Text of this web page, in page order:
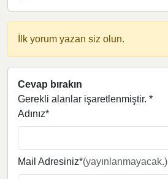
İlk yorum yazan siz olun.
Cevap bırakın
Gerekli alanlar işaretlenmiştir. *
Adınız*
Mail Adresiniz*(yayınlanmayacak.)